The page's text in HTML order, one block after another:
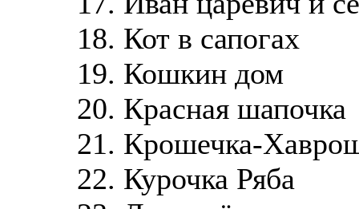
18. Кот в сапогах
19. Кошкин дом
20. Красная шапочка
21. Крошечка-
22. Курочка Ряба